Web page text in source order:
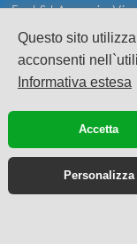
Questo sito
acconsenti
Informativa estesa
Accetta
Personalizza
Fast Srl Agenzia
CF e PI 02628080695
sede legale: Via
S.Eusanio del
Scia n°63917 Suap
Pec: